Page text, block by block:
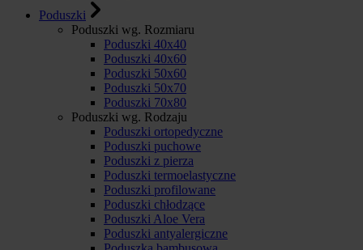
Poduszki
Poduszki wg. Rozmiaru
Poduszki 40x40
Poduszki 40x60
Poduszki 50x60
Poduszki 50x70
Poduszki 70x80
Poduszki wg. Rodzaju
Poduszki ortopedyczne
Poduszki puchowe
Poduszki z pierza
Poduszki termoelastyczne
Poduszki profilowane
Poduszki chłodzące
Poduszki Aloe Vera
Poduszki antyalergiczne